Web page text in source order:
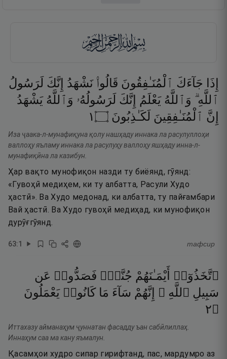
إِذَا جَآءَكَ ٱلْمُنَـٰفِقُونَ قَالُوا۟ نَشْهَدُ إِنَّكَ لَرَسُولُ
ٱللَّهِ ۗ وَٱللَّهُ يَعْلَمُ إِنَّكَ لَرَسُولُهُۥ وَٱللَّهُ يَشْهَدُ
إِنَّ ٱلْمُنَـٰفِقِينَ لَكَـٰذِبُونَ ۝١
Иза ҷаака-л-мунафиқуна қолу нашҳаду иннака ла расулуллоҳи
валлоҳу яъламу иннака ла расулуҳу валлоҳу яшҳаду инна-л-
мунафиқӣна ла казибун.
Ҳар вақто мунофиқон назди ту биёянд, гӯянд:
«Гувоҳӣ медиҳем, ки ту албатта, Расули Худо
ҳастӣ». Ва Худо медонад, ки албатта, ту пайғамбари
Вай ҳастӣ. Ва Худо гувоҳӣ медиҳад, ки мунофиқон
дурӯғгӯянд.
63:1 тафсир
ٱتَّخَذُوٓا۟ أَيْمَـٰنَهُمْ جُنَّةًۭ فَصَدُّوا۟ عَن
سَبِيلِ ٱللَّهِ ۚ إِنَّهُمْ سَآءَ مَا كَانُوا۟ يَعْمَلُونَ
۝٢
Иттахазу айманаҳум ҷуннатан фасадду ъан сабӣлиллаҳ.
Иннаҳум саа ма кану яъмалун.
Қасамҳои худро сипар гирифтанд, пас, мардумро аз